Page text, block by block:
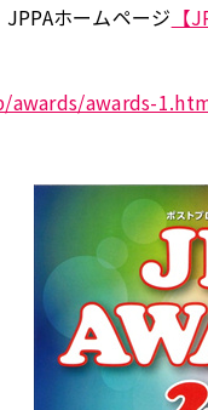
ホームページ 【
awards-